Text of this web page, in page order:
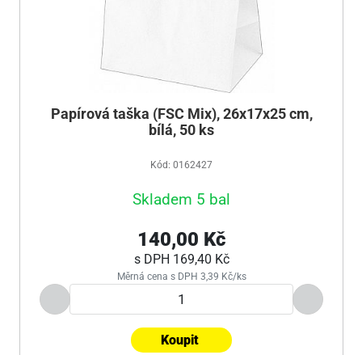
Papírová taška (FSC Mix), 26x17x25 cm,
bílá, 50 ks
Kód: 0162427
Skladem 5 bal
140,00 Kč
s DPH 169,40 Kč
Měrná cena s DPH 3,39 Kč/ks
Koupit